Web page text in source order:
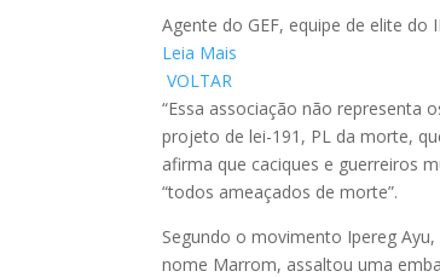
Agente do GEF, equipe de elite
Leia Mais
VOLTAR
“Essa associação não representa
projeto de lei-191, PL da morte,
afirma que caciques e guerreiros
“todos ameaçados de morte”.
Segundo o movimento Ipereg
nome Marrom, assaltou uma